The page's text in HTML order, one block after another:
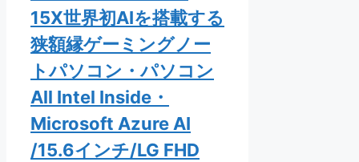
15X世界初AIを搭載する
狭額縁ゲーミングノー
トパソコン・パソコン
All Intel Inside・
Microsoft Azure AI
/15.6インチ/LG FHD